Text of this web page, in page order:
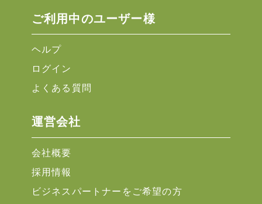
ご利用中のユーザー様
ヘルプ
ログイン
よくある質問
運営会社
会社概要
採用情報
ビジネスパートナーをご希望の方